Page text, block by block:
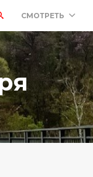
СМОТРЕТЬ